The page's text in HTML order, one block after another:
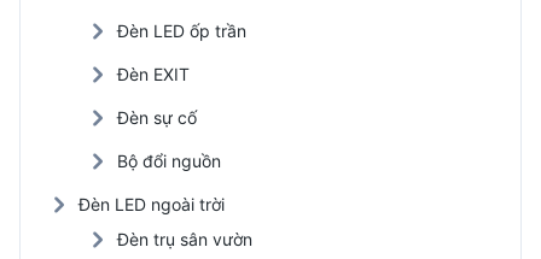
Đèn LED ốp trần
Đèn EXIT
Đèn sự cố
Bộ đổi nguồn
Đèn LED ngoài trời
Đèn trụ sân vườn